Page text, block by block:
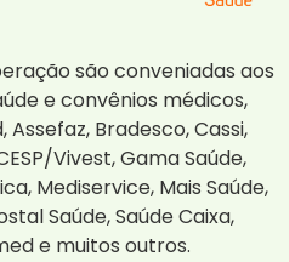
são conveniadas aos
e convênios médicos,
Bradesco, Cassi,
Vivest, Gama Saúde,
Mediservice, Mais Saúde,
Saúde, Saúde Caixa,
e muitos outros.